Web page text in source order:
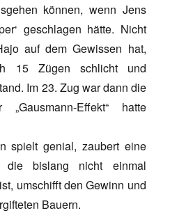
können, wenn Jens
geschlagen hätte. Nicht
auf dem Gewissen hat,
15 Zügen schlicht und
Im 23. Zug war dann die
Effekt“ hatte
spielt genial, zaubert eine
die bislang nicht einmal
umschifft den Gewinn und
Bauern.